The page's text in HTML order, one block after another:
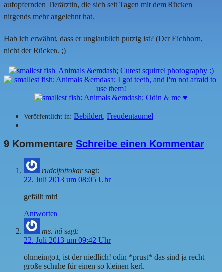
aufopfernden Tierärztin, die sich seit Tagen mit dem Rücken
nirgends mehr angelehnt hat.
Hab ich erwähnt, dass er unglaublich putzig ist? (Der Eichhorn,
nicht der Rücken. ;)
Veröffentlicht in: Bebildert, Freudentaumel
9 Kommentare Schreibe einen Kommentar
rudolfottokar sagt:
22. Juli 2013 um 08:05 Uhr
gefällt mir!
Antworten
ms. hü sagt:
22. Juli 2013 um 09:42 Uhr
ohmeingott, ist der niedlich! odin *prust* das sind ja recht
große schuhe für einen so kleinen kerl.